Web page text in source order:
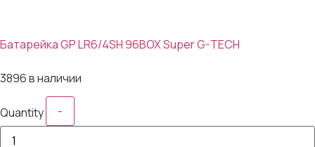
Батарейка GP LR6/4SH 96BOX Super G-TECH
3896 в наличии
Quantity -